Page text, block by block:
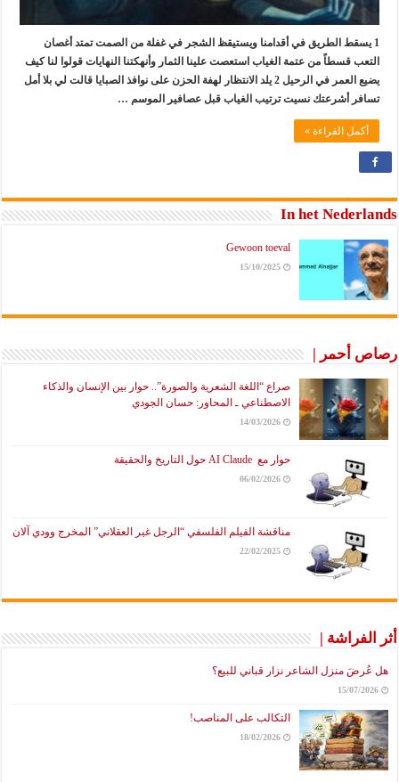
1 يسقط الطريق في أقدامنا ويستيقظ الشجر في غفلة من الصمت تمتد أغصان
التعب قسطاً من عتمة الغياب استعصت علينا الثمار وأنهكتنا النهايات قولوا لنا كيف
يضيع العمر في الرحيل 2 يلد الانتظار لهفة الحزن على نوافذ الصبايا قالت لي بلا أمل
تسافر أشرعتك نسيت ترتيب الغياب قبل عصافير الموسم …
أكمل القراءة »
In het Nederlands
Gewoon toeval
15/10/2025
رصاص أحمر |
صراع “اللغة الشعرية والصورة”.. حوار بين الإنسان والذكاء
الاصطناعي ـ المحاور: حسان الجودي
14/03/2026
حوار مع AI Claude حول التاريخ والحقيقة
06/02/2026
مناقشة الفيلم الفلسفي “الرجل غير العقلاني” المخرج وودي آلان
22/02/2025
أثر الفراشة |
هل عُرضَ منزل الشاعر نزار قباني للبيع؟
15/07/2026
التكالب على المناصب!
18/02/2026